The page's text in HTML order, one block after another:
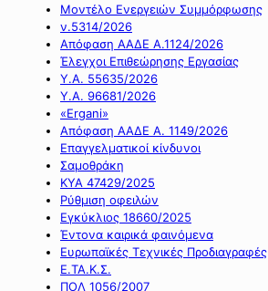
Μοντέλο Ενεργειών Συμμόρφωσης
ν.5314/2026
Απόφαση ΑΑΔΕ Α.1124/2026
Έλεγχοι Επιθεώρησης Εργασίας
Υ.Α. 55635/2026
Υ.Α. 96681/2026
«Ergani»
Απόφαση ΑΑΔΕ Α. 1149/2026
Επαγγελματικοί κίνδυνοι
Σαμοθράκη
ΚΥΑ 47429/2025
Ρύθμιση οφειλών
Εγκύκλιος 18660/2025
Έντονα καιρικά φαινόμενα
Ευρωπαϊκές Τεχνικές Προδιαγραφές
Ε.ΤΑ.Κ.Σ.
ΠΟΛ 1056/2007